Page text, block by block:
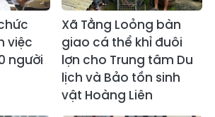
việc
người
Xã Tằng Loỏng bàn
giao cá thể khỉ đuôi
lợn cho Trung tâm Du
lịch và Bảo tồn sinh
vật Hoàng Liên